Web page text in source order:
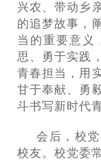
兴农、带动乡
的追梦故事，
当的重要意义
思、勇于实践
青春担当，用
甘于奉献、勇
斗书写新时代
会后，校
校友。校党委